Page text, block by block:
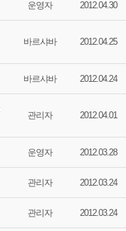
운영자 2012.04.30
바르샤바 2012.04.25
바르샤바 2012.04.24
관리자 2012.04.01
운영자 2012.03.28
관리자 2012.03.24
관리자 2012.03.24